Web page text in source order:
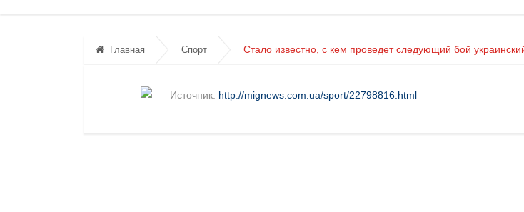
Главная Спорт Стало известно, с кем проведет следующий бой
Источник: http://mignews.com.ua/sport/22798816.html